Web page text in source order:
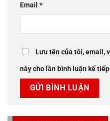
Email *
Lưu tên của tôi, email,
này cho lần bình luận kế